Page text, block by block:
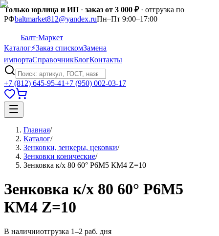
Только юрлица и ИП · заказ от 3 000 ₽· отгрузка по
РФbaltmarket812@yandex.ruПн–Пт 9:00–17:00
Балт·Маркет
Каталог⚡Заказ спискомЗамена
импортаСправочникБлогКонтакты
+7 (812) 645-95-41+7 (950) 002-03-17
Главная/
Каталог/
Зенковки, зенкеры, цековки/
Зенковки конические/
Зенковка к/х 80 60° Р6М5 КМ4 Z=10
Зенковка к/х 80 60° Р6М5
КМ4 Z=10
В наличииотгрузка 1–2 раб. дня